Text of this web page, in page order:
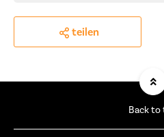
teilen
Back to